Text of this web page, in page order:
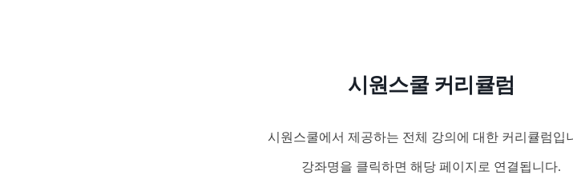
시원스쿨 커리큘럼
시원스쿨에서 제공하는 전체 강의에 대한 커리큘럼입
강좌명을 클릭하면 해당 페이지로 연결됩니다.